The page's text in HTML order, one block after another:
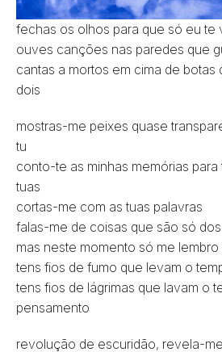
fechas os olhos para que só eu te
ouves canções nas paredes que
cantas a mortos em cima de botas
dois
mostras-me peixes quase
tu
conto-te as minhas memórias para
tuas
cortas-me com as tuas palavras
falas-me de coisas que são só
mas neste momento só me lembro
tens fios de fumo que levam o
tens fios de lágrimas que lavam o
pensamento
revolução de escuridão, revela-